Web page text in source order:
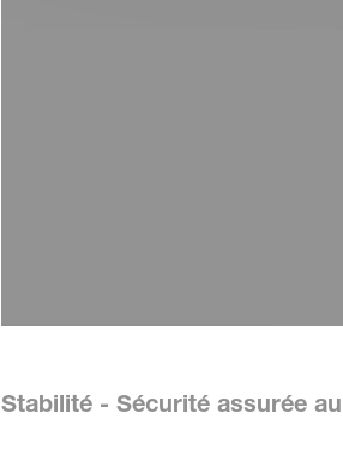
Stabilité - Sécurité assurée